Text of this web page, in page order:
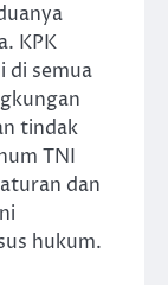
KPK
di semua
tindak
TNI
dan
hukum.